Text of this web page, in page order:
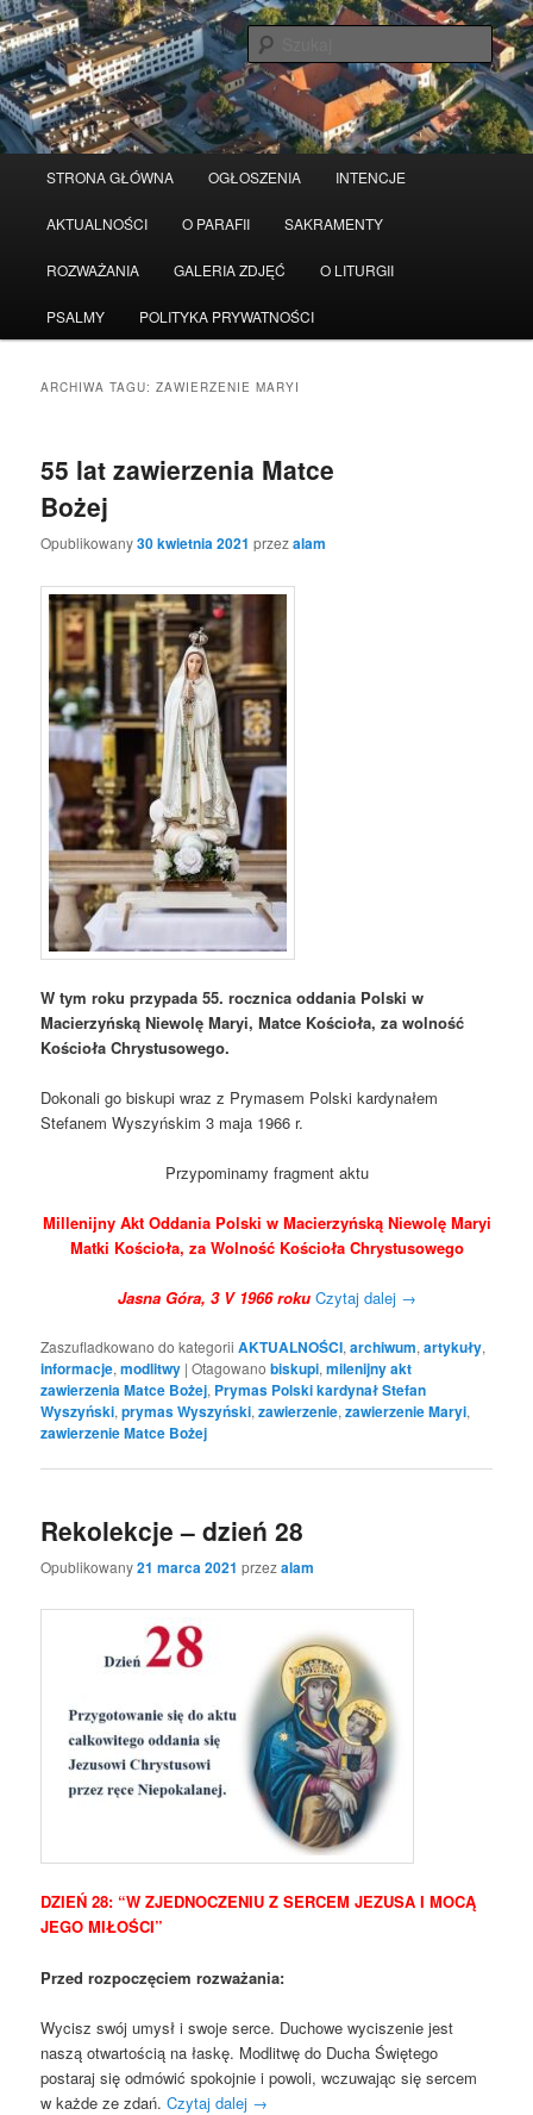
Przeskocz
do
tekstu
Przeskocz
do
widgetów
STRONA GŁÓWNA OGŁOSZENIA INTENCJE
AKTUALNOŚCI O PARAFII SAKRAMENTY
ROZWAŻANIA GALERIA ZDJĘĆ O LITURGII
PSALMY POLITYKA PRYWATNOŚCI
ARCHIWA TAGU:ZAWIERZENIE MARYI
55 lat zawierzenia Matce
Bożej
Opublikowany30 kwietnia 2021 przezalam
W tym roku przypada 55. rocznica oddania Polski w
Macierzyńską Niewolę Maryi, Matce Kościoła, za wolność
Kościoła Chrystusowego.
Dokonali go biskupi wraz z Prymasem Polski kardynałem
Stefanem Wyszyńskim 3 maja 1966 r.
Przypominamy fragment aktu
Millenijny Akt Oddania Polski w Macierzyńską Niewolę Maryi
Matki Kościoła, za Wolność Kościoła Chrystusowego
Jasna Góra, 3 V 1966 roku Czytaj dalej →
Zaszufladkowano do kategorii AKTUALNOŚCI,archiwum,artykuły,
informacje,modlitwy |Otagowano biskupi,milenijny akt
zawierzenia Matce Bożej, Prymas Polski kardynał Stefan
Wyszyński,prymas Wyszyński,zawierzenie,zawierzenie Maryi,
zawierzenie Matce Bożej
Rekolekcje – dzień 28
Opublikowany21 marca 2021 przezalam
DZIEŃ 28: “W ZJEDNOCZENIU Z SERCEM JEZUSA I MOCĄ
JEGO MIŁOŚCI”
Przed rozpoczęciem rozważania:
Wycisz swój umysł i swoje serce. Duchowe wyciszenie jest
naszą otwartością na łaskę. Modlitwę do Ducha Świętego
postaraj się odmówić spokojnie i powoli, wczuwając się sercem
w każde ze zdań.Czytaj dalej →
Serwis wykorzystuje pliki Cookies Czytaj więcej odrzuć